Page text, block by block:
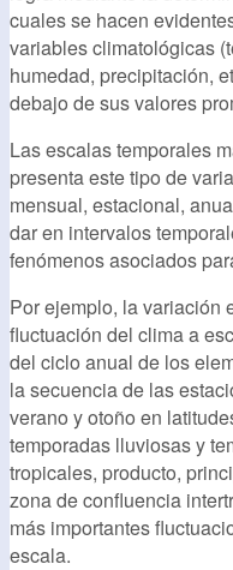
cuales se hacen
variables climatológicas
humedad, precipitación,
debajo de sus valores
Las escalas temporales
presenta este tipo de
mensual, estacional,
dar en intervalos
fenómenos asociados
Por ejemplo, la variación
fluctuación del clima a
del ciclo anual de los
la secuencia de las
verano y otoño en
temporadas lluviosas y
tropicales, producto,
zona de confluencia
más importantes
escala.